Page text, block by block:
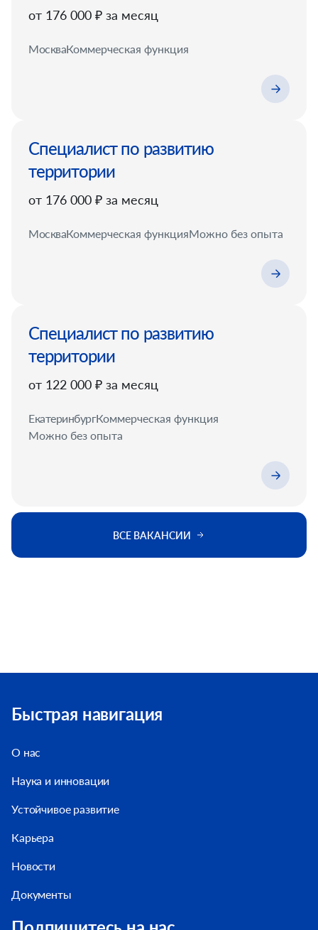
от 176 000 ₽ за месяц
МоскваКоммерческая функция
Специалист по развитию
территории
от 176 000 ₽ за месяц
МоскваКоммерческая функцияМожно без опыта
Специалист по развитию
территории
от 122 000 ₽ за месяц
ЕкатеринбургКоммерческая функция
Можно без опыта
ВСЕ ВАКАНСИИ
Быстрая навигация
О нас
Наука и инновации
Устойчивое развитие
Карьера
Новости
Документы